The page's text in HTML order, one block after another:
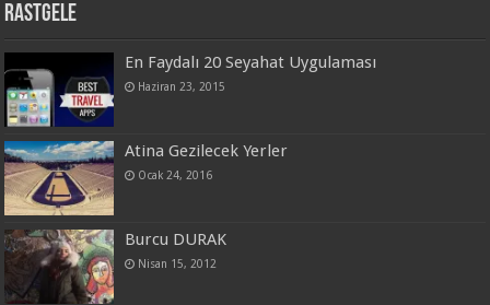
Rastgele
En Faydalı 20 Seyahat Uygulaması
Haziran 23, 2015
Atina Gezilecek Yerler
Ocak 24, 2016
Burcu DURAK
Nisan 15, 2012